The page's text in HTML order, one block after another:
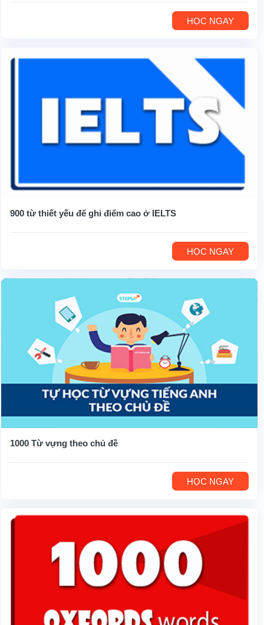
HỌC NGAY
900 từ thiết yếu để ghi điểm cao ở IELTS
HỌC NGAY
1000 Từ vựng theo chủ đề
HỌC NGAY